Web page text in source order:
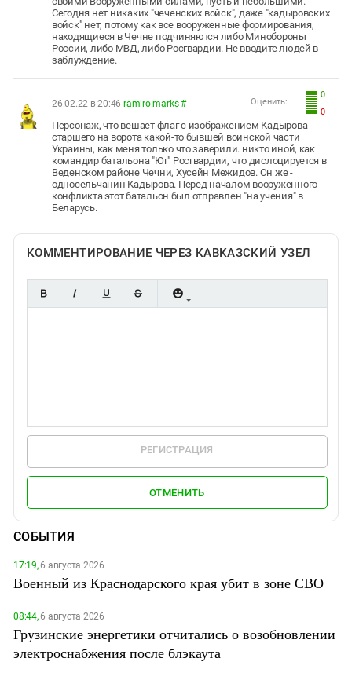
Сегодня нет никаких "чеченских войск", даже "кадыровских
войск" нет, потому как все вооруженные формирования,
находящиеся в Чечне подчиняются либо Минобороны
России, либо МВД, либо Росгвардии. Не вводите людей в
заблуждение.
0
0
Оценить:
26.02.22 в 20:46 ramiro.marks #
Персонаж, что вешает флаг с изображением Кадырова-
старшего на ворота какой-то бывшей воинской части
Украины, как меня только что заверили. никто иной, как
командир батальона "Юг" Росгвардии, что дислоцируется в
Веденском районе Чечни, Хусейн Межидов. Он же -
односельчанин Кадырова. Перед началом вооруженного
конфликта этот батальон был отправлен "на учения" в
Беларусь.
КОММЕНТИРОВАНИЕ ЧЕРЕЗ КАВКАЗСКИЙ УЗЕЛ
РЕГИСТРАЦИЯ
ОТМЕНИТЬ
СОБЫТИЯ
17:19,6 августа 2026
Военный из Краснодарского края убит в зоне СВО
08:44,6 августа 2026
Грузинские энергетики отчитались о возобновлении
электроснабжения после блэкаута